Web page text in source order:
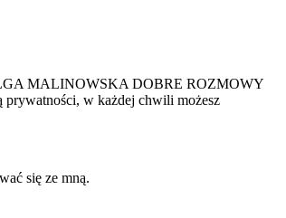
MALINOWSKA DOBRE ROZMOWY
prywatności, w każdej chwili możesz
się ze mną.